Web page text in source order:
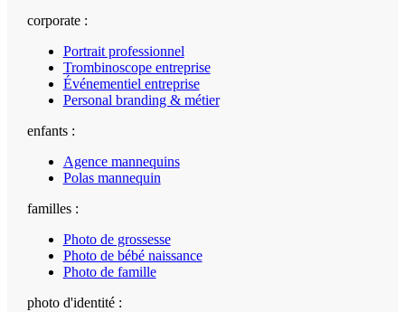
corporate :
Portrait professionnel
Trombinoscope entreprise
Événementiel entreprise
Personal branding & métier
enfants :
Agence mannequins
Polas mannequin
familles :
Photo de grossesse
Photo de bébé naissance
Photo de famille
photo d'identité :